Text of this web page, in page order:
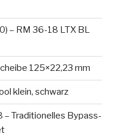
– RM 36-18 LTX BL
125×22,23 mm
klein, schwarz
– Traditionelles Bypass-